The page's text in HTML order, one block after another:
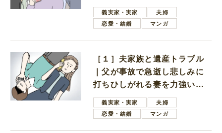
母義実家・実家
夫婦
恋愛・結婚
マンガ
［１］夫家族と遺産トラブル
｜父が事故で急逝し悲しみに
打ちひしがれる妻を力強い言
葉で励ます夫
義実家・実家
夫婦
恋愛・結婚
マンガ